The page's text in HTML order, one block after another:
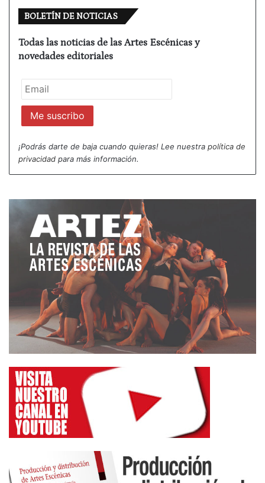
BOLETÍN DE NOTICIAS
Todas las noticias de las Artes Escénicas y
novedades editoriales
¡Podrás darte de baja cuando quieras! Lee nuestra política de
privacidad para más información.